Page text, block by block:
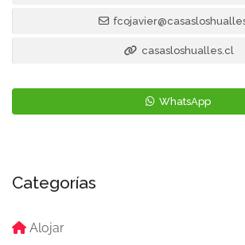
casasloshualles.cl
WhatsApp
Categorías
Alojar